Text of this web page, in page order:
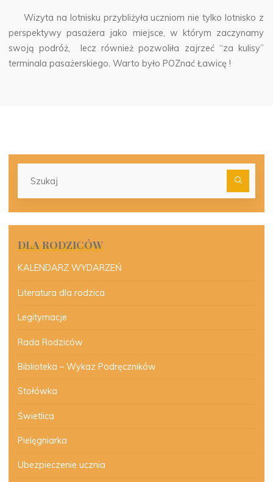
Wizyta na lotnisku przybliżyła uczniom nie tylko lotnisko z
perspektywy pasażera jako miejsce, w którym zaczynamy
swoją podróż, lecz również pozwoliła zajrzeć “za kulisy”
terminala pasażerskiego. Warto było POZnać Ławicę !
DLA RODZICÓW
KALENDARZ WYDARZEŃ
Literatura dla rodzica
Legitymacje
Rada Rodziców
Biblioteka – Wykaz Podręczników
Stołówka
Świetlica
Pielęgniarka
Ubezpieczenie ucznia